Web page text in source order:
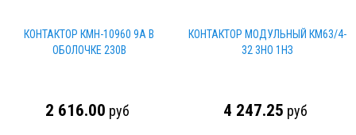
КОНТАКТОР КМН-10960 9А В
ОБОЛОЧКЕ 230В
2 616.00 руб
КОНТАКТОР МОДУЛЬНЫЙ КМ63/4-
32 3НО 1НЗ
4 247.25 руб